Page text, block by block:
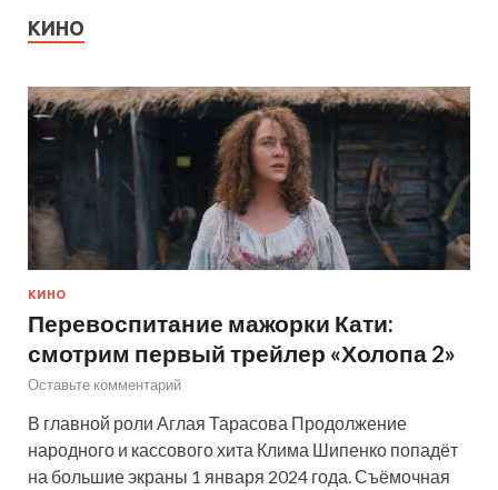
КИНО
КИНО
Перевоспитание мажорки Кати:
смотрим первый трейлер «Холопа 2»
Оставьте комментарий
В главной роли Аглая Тарасова Продолжение
народного и кассового хита Клима Шипенко попадёт
на большие экраны 1 января 2024 года. Съёмочная